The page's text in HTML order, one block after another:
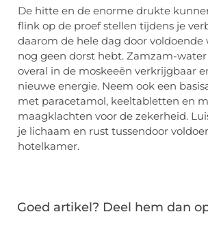
De hitte en de enorme drukte
flink op de proef stellen tijdens je
daarom de hele dag door voldoende
nog geen dorst hebt. Zamzam-
overal in de moskeeën verkrijgbaar
nieuwe energie. Neem ook een
met paracetamol, keeltabletten en
maagklachten voor de zekerheid.
je lichaam en rust tussendoor
hotelkamer.
Goed artikel? Deel hem dan